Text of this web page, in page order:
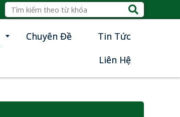
Chuyên Đề
Tin Tức
Liên Hệ